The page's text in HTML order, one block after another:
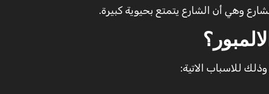
وهي أن الشارع يتمتع بحيوية كبيرة.
للاسباب الاتية: